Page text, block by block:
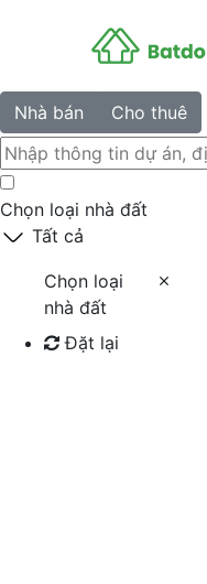
Nhà bán Cho thuê
Chọn loại nhà đất
Tất cả
Chọn loại
nhà đất
Đặt lại